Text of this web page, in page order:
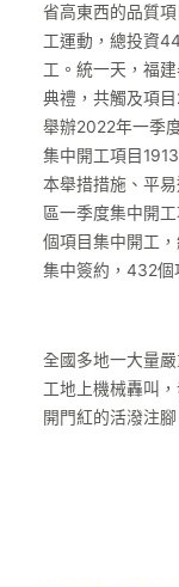
省高東西的品質
工運動，總投資
工。統一天，福
典禮，共觸及項
舉辦2022年一季
集中開工項目
本舉措措施、平
區一季度集中開
個項目集中開工
集中簽約，432個
全國多地一大量嚴
工地上機械轟叫
開門紅的活潑注腳